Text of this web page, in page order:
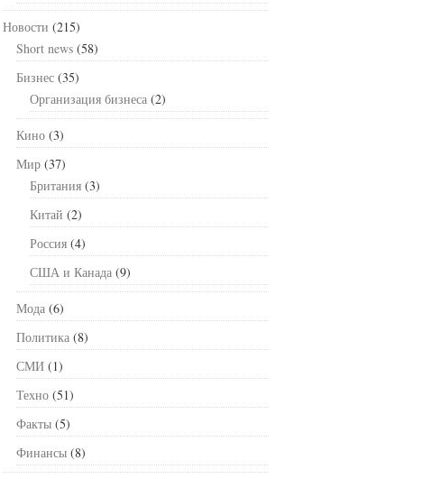
Новости (215)
Short news (58)
Бизнес (35)
Организация бизнеса (2)
Кино (3)
Мир (37)
Британия (3)
Китай (2)
Россия (4)
США и Канада (9)
Мода (6)
Политика (8)
СМИ (1)
Техно (51)
Факты (5)
Финансы (8)